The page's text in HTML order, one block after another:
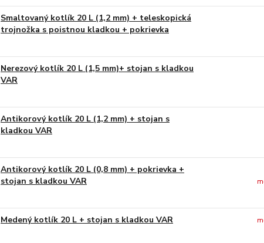
Smaltovaný kotlík 20 L (1,2 mm) + teleskopická
trojnožka s poistnou kladkou + pokrievka
Nerezový kotlík 20 L (1,5 mm)+ stojan s kladkou
VAR
Antikorový kotlík 20 L (1,2 mm) + stojan s
kladkou VAR
Antikorový kotlík 20 L (0,8 mm) + pokrievka +
stojan s kladkou VAR
Medený kotlík 20 L + stojan s kladkou VAR